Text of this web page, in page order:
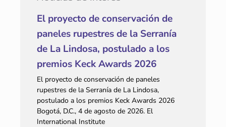
El proyecto de conservación de
paneles rupestres de la Serranía
de La Lindosa, postulado a los
premios Keck Awards 2026
El proyecto de conservación de paneles
rupestres de la Serranía de La Lindosa,
postulado a los premios Keck Awards 2026
Bogotá, D.C., 4 de agosto de 2026. El
International Institute